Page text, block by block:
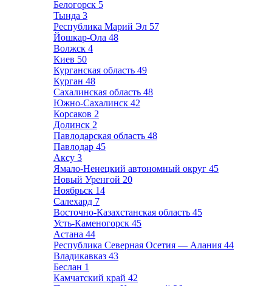
Белогорск 5
Тында 3
Республика Марий Эл 57
Йошкар-Ола 48
Волжск 4
Киев 50
Курганская область 49
Курган 48
Сахалинская область 48
Южно-Сахалинск 42
Корсаков 2
Долинск 2
Павлодарская область 48
Павлодар 45
Аксу 3
Ямало-Ненецкий автономный округ 45
Новый Уренгой 20
Ноябрьск 14
Салехард 7
Восточно-Казахстанская область 45
Усть-Каменогорск 45
Астана 44
Республика Северная Осетия — Алания 44
Владикавказ 43
Беслан 1
Камчатский край 42